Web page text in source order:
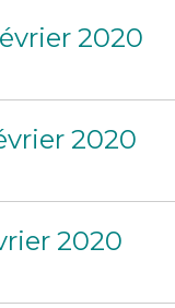
2020
2020
2020